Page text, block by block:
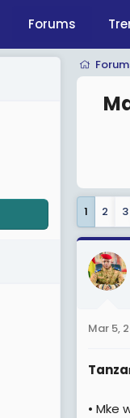
Forums
1 2 3
Mar 5,
Tanza
• Mke